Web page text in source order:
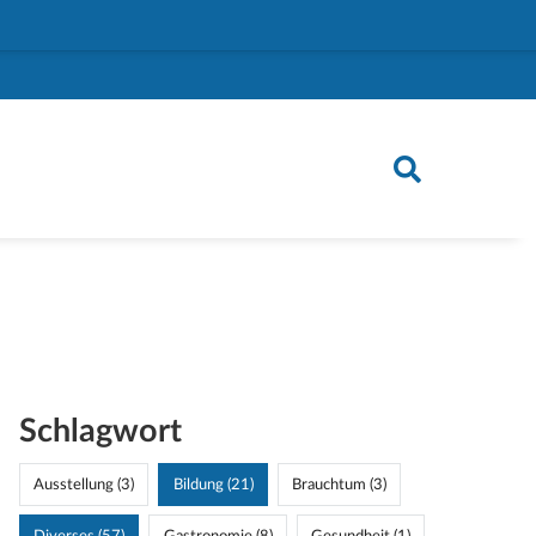
Schlagwort
Ausstellung (3) Bildung (21) Brauchtum (3)